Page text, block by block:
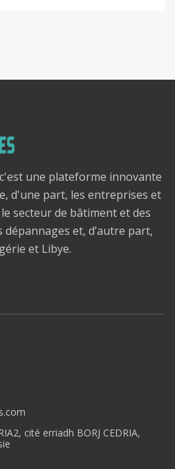
une plateforme innovante
d'une part, les entreprises et
secteur de bâtiment et des
et, d’autre part,
et Libye.
cité erriadh BORJ CEDRIA,